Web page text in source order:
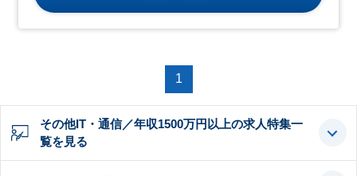
1
その他IT・通信／年収1500万円以上の求人特集一
覧を見る